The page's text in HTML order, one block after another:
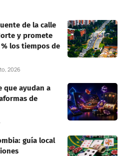
de la calle
y promete
los tiempos de
2026
que ayudan a
de
guía local